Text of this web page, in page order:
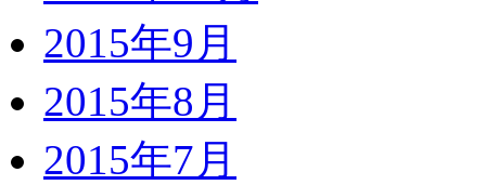
2015年9月
2015年8月
2015年7月